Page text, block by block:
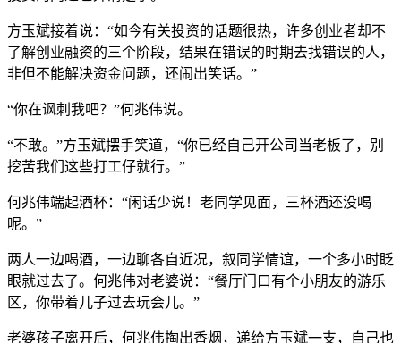
方玉斌接着说：“如今有关投资的话题很热，许多创业者却不
了解创业融资的三个阶段，结果在错误的时期去找错误的人，
非但不能解决资金问题，还闹出笑话。”
“你在讽刺我吧？”何兆伟说。
“不敢。”方玉斌摆手笑道，“你已经自己开公司当老板了，别
挖苦我们这些打工仔就行。”
何兆伟端起酒杯：“闲话少说！老同学见面，三杯酒还没喝
呢。”
两人一边喝酒，一边聊各自近况，叙同学情谊，一个多小时眨
眼就过去了。何兆伟对老婆说：“餐厅门口有个小朋友的游乐
区，你带着儿子过去玩会儿。”
老婆孩子离开后，何兆伟掏出香烟，递给方玉斌一支，自己也